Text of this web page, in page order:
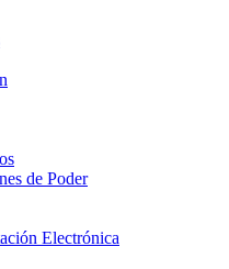
de Poder
Electrónica